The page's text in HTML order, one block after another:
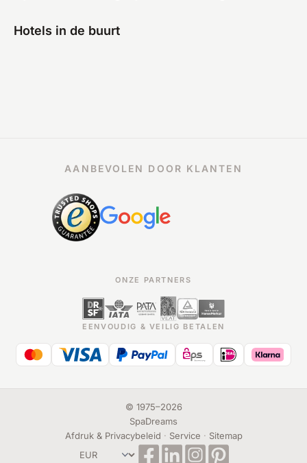
Hotels in de buurt
AANBEVOLEN DOOR KLANTEN
ONZE PARTNERS
EENVOUDIG & VEILIG BETALEN
© 1975–2026
SpaDreams
Afdruk & Privacybeleid · Service · Sitemap